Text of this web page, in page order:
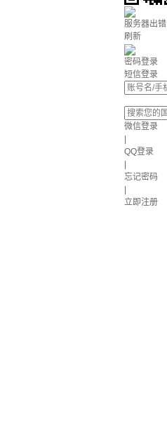
服务器出错
刷新
密码登录
短信登录
微信登录
QQ登录
忘记密码
立即注册